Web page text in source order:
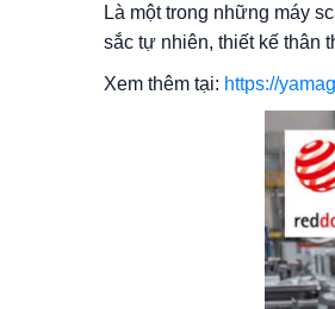
Là một trong những máy
sắc tự nhiên, thiết kế thân
Xem thêm tại: https://